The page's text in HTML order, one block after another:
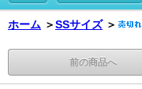
ホーム ＞SSサイズ ＞
前の商品へ